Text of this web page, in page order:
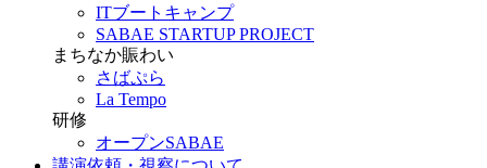
ITブートキャンプ
SABAE STARTUP PROJECT
まちなか賑わい
さばぷら
La Tempo
研修
オープンSABAE